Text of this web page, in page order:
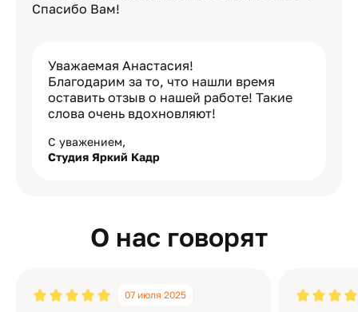
Спасибо Вам!
Уважаемая Анастасия!
Благодарим за то, что нашли время
оставить отзыв о нашей работе! Такие
слова очень вдохновляют!
С уважением,
Студия Яркий Кадр
О нас говорят
07 июля 2025